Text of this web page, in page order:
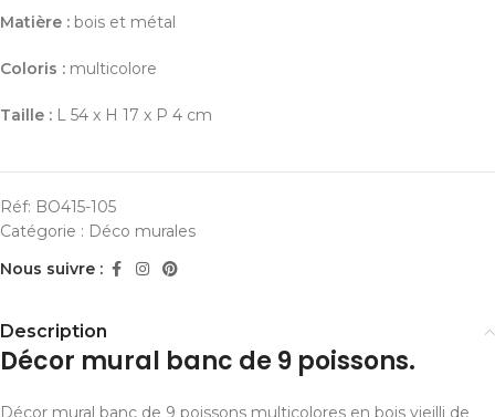
Matière : bois et métal
Coloris : multicolore
Taille : L 54 x H 17 x P 4 cm
Réf: BO415-105
Catégorie : Déco murales
Nous suivre :
Description
Décor mural banc de 9 poissons.
Décor mural banc de 9 poissons multicolores en bois vieilli de